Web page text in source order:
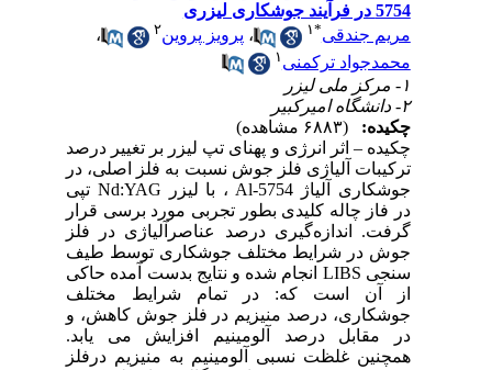
5754 در فرآیند جوشکاری لیزری
مریم جندقی
۱ ،پرویز پروین
،
محمدجواد ترکمنی
چکیده:
چکیده – اثر انرژی و پهنای تپ لیزر بر تغییر درصد
ترکیبات آلیاژی فلز جوش نسبت به فلز اصلی، در
جوشکاری آلیاژ Al-5754 ، با لیزر Nd:YAG تپی
در فاز چاله کلیدی بطور تجربی مورد برسی قرار
گرفت. اندازه‌گیری درصد عناصرآلیاژی در فلز
جوش در شرایط مختلف جوشکاری توسط طیف
سنجی LIBS انجام شده و نتایج بدست آمده حاکی
از آن است که: در تمام شرایط مختلف
جوشکاری، درصد منیزیم در فلز جوش کاهش، و
در مقابل درصد آلومینیم افزایش می یابد.
همچنین غلظت نسبی آلومینیم به منیزیم درفلز